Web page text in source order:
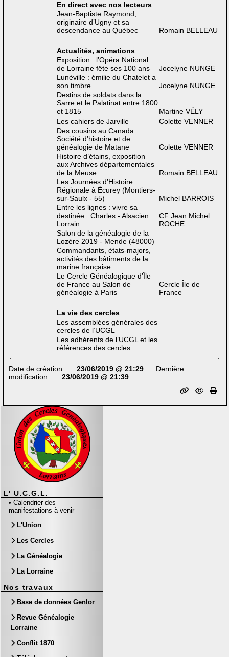
L' U.C.G.L.
• Calendrier des
manifestations à venir
L'Union
Les Cercles
La Généalogie
La Lorraine
Nos travaux
Base de données Genlor
Revue Généalogie
Lorraine
Conflit 1870
En direct avec nos lecteurs
Jean-Baptiste Raymond,
originaire d’Ugny et sa
descendance au Québec
Romain BELLEAU
Actualités, animations
Exposition : l’Opéra National
de Lorraine fête ses 100 ans
Jocelyne NUNGE
Lunéville : émilie du Chatelet a
son timbre
Jocelyne NUNGE
Destins de soldats dans la
Sarre et le Palatinat entre 1800
et 1815
Martine VÉLY
Les cahiers de Jarville
Colette VENNER
Des cousins au Canada :
Société d’histoire et de
généalogie de Matane
Colette VENNER
Histoire d’étains, exposition
aux Archives départementales
de la Meuse
Romain BELLEAU
Les Journées d’Histoire
Régionale à Écurey (Montiers-
sur-Saulx - 55)
Michel BARROIS
Entre les lignes : vivre sa
destinée : Charles - Alsacien
Lorrain
CF Jean Michel
ROCHE
Salon de la généalogie de la
Lozère 2019 - Mende (48000)
Commandants, états-majors,
activités des bâtiments de la
marine française
Le Cercle Généalogique d’Île
de France au Salon de
généalogie à Paris
Cercle Île de
France
La vie des cercles
Les assemblées générales des
cercles de l’UCGL
Les adhérents de l’UCGL et les
références des cercles
Date de création : 23/06/2019 @ 21:29
Dernière
modification :
23/06/2019 @ 21:39